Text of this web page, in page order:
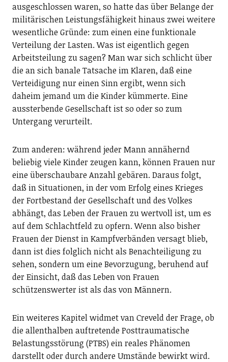
ausgeschlossen waren, so hatte das über Belange der
militärischen Leistungsfähigkeit hinaus zwei weitere
wesentliche Gründe: zum einen eine funktionale
Verteilung der Lasten. Was ist eigentlich gegen
Arbeitsteilung zu sagen? Man war sich schlicht über
die an sich banale Tatsache im Klaren, daß eine
Verteidigung nur einen Sinn ergibt, wenn sich
daheim jemand um die Kinder kümmerte. Eine
aussterbende Gesellschaft ist so oder so zum
Untergang verurteilt.
Zum anderen: während jeder Mann annähernd
beliebig viele Kinder zeugen kann, können Frauen nur
eine überschaubare Anzahl gebären. Daraus folgt,
daß in Situationen, in der vom Erfolg eines Krieges
der Fortbestand der Gesellschaft und des Volkes
abhängt, das Leben der Frauen zu wertvoll ist, um es
auf dem Schlachtfeld zu opfern. Wenn also bisher
Frauen der Dienst in Kampfverbänden versagt blieb,
dann ist dies folglich nicht als Benachteiligung zu
sehen, sondern um eine Bevorzugung, beruhend auf
der Einsicht, daß das Leben von Frauen
schützenswerter ist als das von Männern.
Ein weiteres Kapitel widmet van Creveld der Frage, ob
die allenthalben auftretende Posttraumatische
Belastungsstörung (PTBS) ein reales Phänomen
darstellt oder durch andere Umstände bewirkt wird.